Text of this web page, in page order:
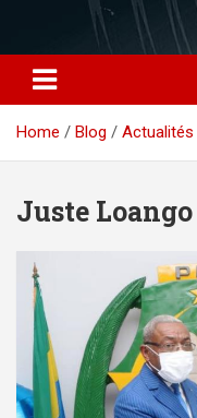
Home Blog Actualités
Juste